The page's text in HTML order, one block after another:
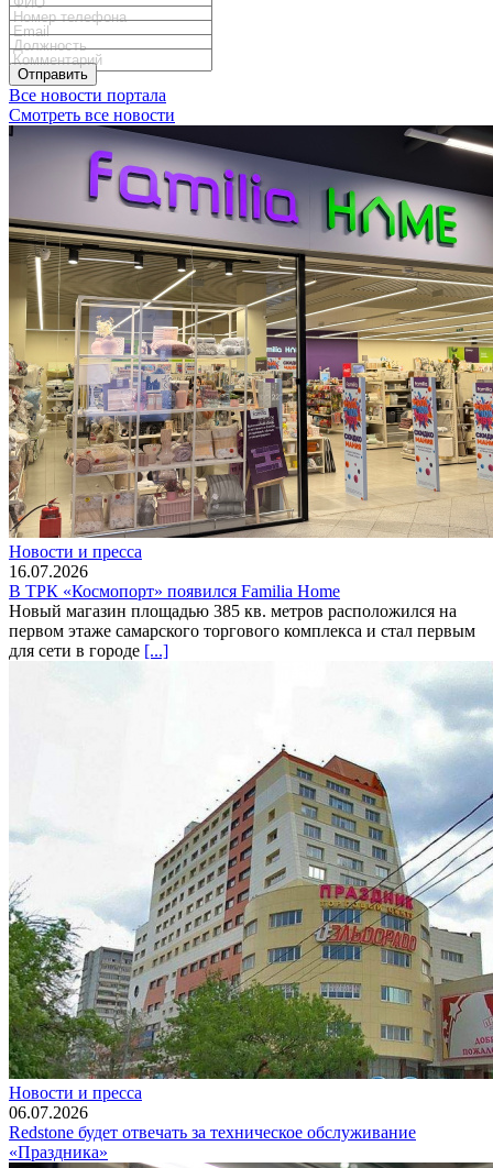
Отправить
Все новости портала
Смотреть все новости
Новости и пресса
16.07.2026
В ТРК «Космопорт» появился Familia Home
Новый магазин площадью 385 кв. метров расположился на
первом этаже самарского торгового комплекса и стал первым
для сети в городе [...]
Новости и пресса
06.07.2026
Redstone будет отвечать за техническое обслуживание
«Праздника»